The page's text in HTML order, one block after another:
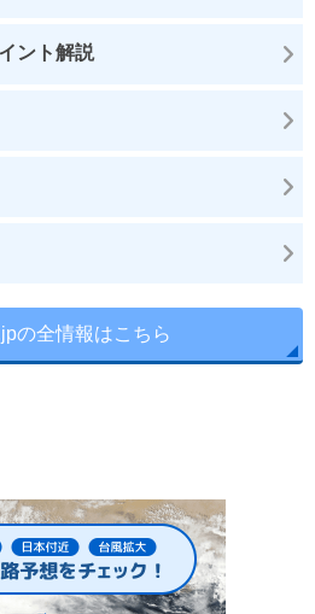
ント解説
の全情報はこちら